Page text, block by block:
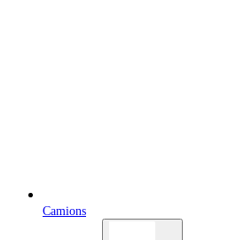
Camions